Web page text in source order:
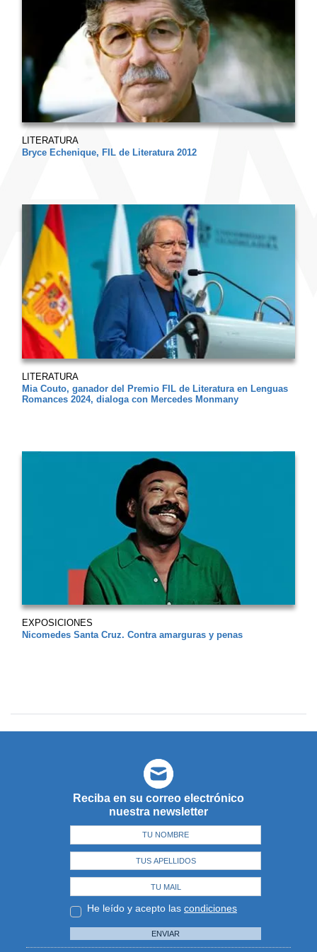
LITERATURA
Bryce Echenique, FIL de Literatura 2012
LITERATURA
Mia Couto, ganador del Premio FIL de Literatura en Lenguas
Romances 2024, dialoga con Mercedes Monmany
EXPOSICIONES
Nicomedes Santa Cruz. Contra amarguras y penas
Reciba en su correo electrónico
nuestra newsletter
He leído y acepto las condiciones
ENVIAR